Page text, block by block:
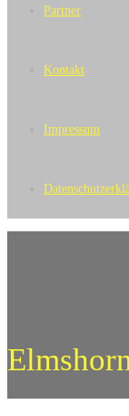
Partner
Kontakt
Impressum